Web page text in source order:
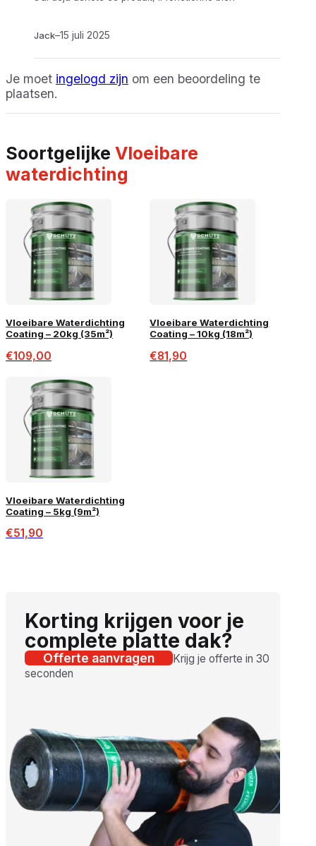
Jack–15 juli 2025
Je moet ingelogd zijn om een beoordeling te
plaatsen.
Soortgelijke Vloeibare
waterdichting
Vloeibare Waterdichting
Coating – 20kg (35m²)
€109,00
Vloeibare Waterdichting
Coating – 10kg (18m²)
€81,90
Vloeibare Waterdichting
Coating – 5kg (9m²)
€51,90
Korting krijgen voor je
complete platte dak?
Offerte aanvragen
Krijg je offerte in 30
seconden